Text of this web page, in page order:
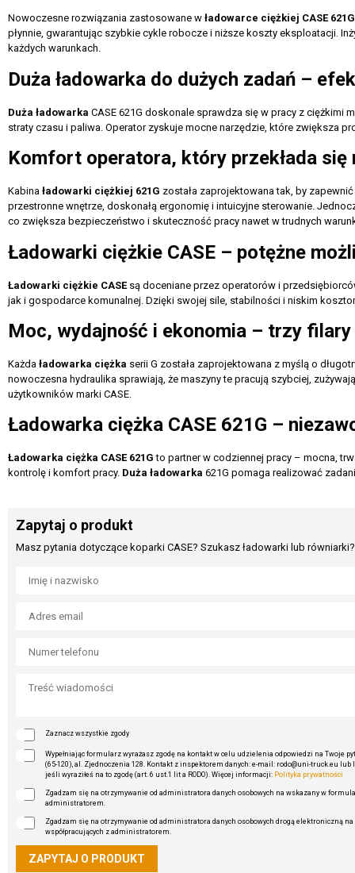
Nowoczesne rozwiązania zastosowane w ładowarce ciężkiej CASE 621G
płynnie, gwarantując szybkie cykle robocze i niższe koszty eksploatacji.
każdych warunkach.
Duża ładowarka do dużych zadań –
Duża ładowarka CASE 621G doskonale sprawdza się w pracy z ciężkimi
straty czasu i paliwa. Operator zyskuje mocne narzędzie, które zwiększa
Komfort operatora, który przekłada się
Kabina ładowarki ciężkiej 621G została zaprojektowana tak, by
przestronne wnętrze, doskonałą ergonomię i intuicyjne sterowanie.
co zwiększa bezpieczeństwo i skuteczność pracy nawet w trudnych
Ładowarki ciężkie CASE – potężne
Ładowarki ciężkie CASEsą doceniane przez operatorów i
jak i gospodarce komunalnej. Dzięki swojej sile, stabilności i niskim
Moc, wydajność i ekonomia – trzy
Każda ładowarka ciężka serii G została zaprojektowana z myślą o
nowoczesna hydraulika sprawiają, że maszyny te pracują szybciej,
użytkowników marki CASE.
Ładowarka ciężka CASE 621G –
Ładowarka ciężka CASE 621G to partner w codziennej pracy – mocna,
kontrolę i komfort pracy. Duża ładowarka 621G pomaga realizować
Zapytaj o produkt
Masz pytania dotyczące koparki CASE? Szukasz ładowarki lub
Zaznacz wszystkie zgody
Wypełniając formularz wyrażasz zgodę na kontakt w celu udzielenia odpowiedzi na Twoje
(65-120), al. Zjednoczenia 128. Kontakt z inspektorem danych: e-mail: rodo@uni-truck.eu
jeśli wyraziłeś na to zgodę (art. 6 ust.1 lit a RODO). Więcej informacji: Polityka prywatności
Zgadzam się na otrzymywanie od administratora danych osobowych na wskazany w
administratorem.
Zgadzam się na otrzymywanie od administratora danych osobowych drogą elektroniczną
współpracujących z administratorem.
ZAPYTAJ O PRODUKT